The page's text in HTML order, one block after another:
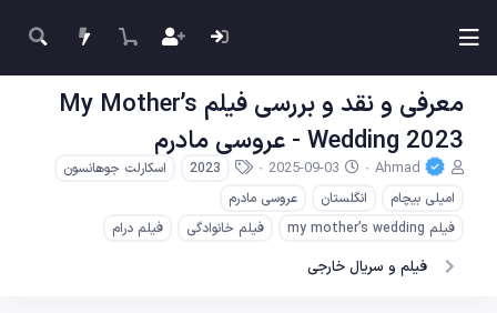
معرفی و نقد و بررسی فیلم My Mother’s
Wedding 2023 - عروسی مادرم
ن
ی
س
د
Ahmad
ت
ر
ی
ش
2025-09-03
چ
س
2023
اسکارلت جوهانسون
امیلی بیچام
انگلستان
عروسی مادرم
فیلم my mother’s wedding
فیلم خانوادگی فیلم درام
فیلم و سریال خارجی